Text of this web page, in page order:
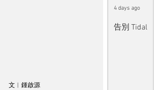
文︱鍾啟源
告別 Tidal
4 days ago